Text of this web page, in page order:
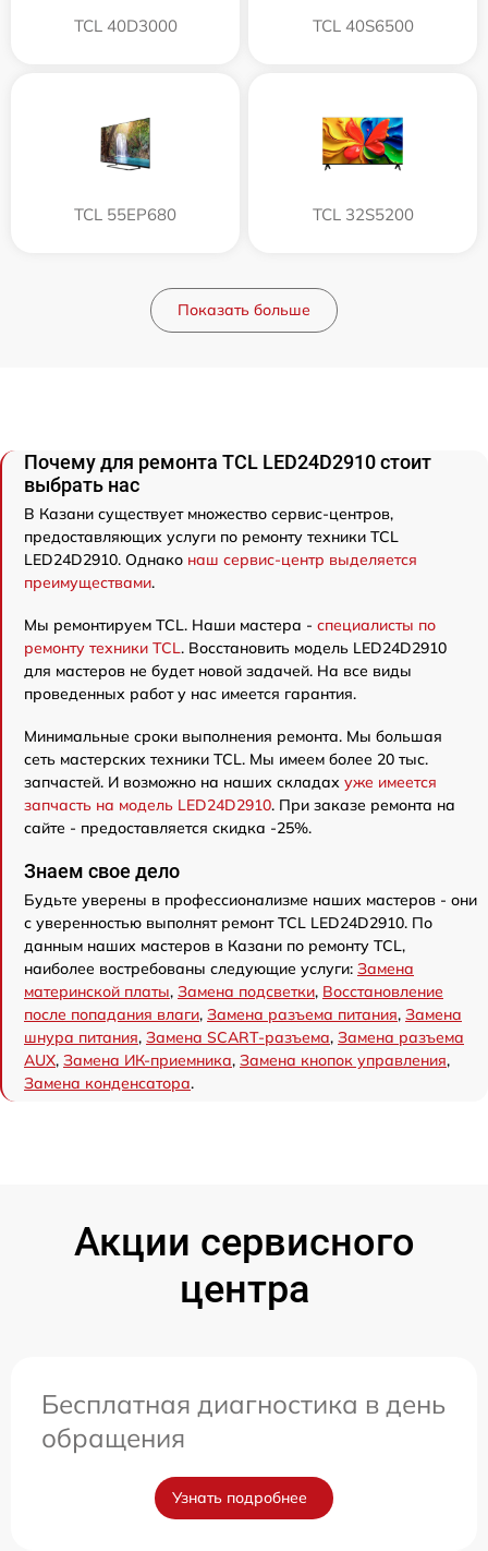
TCL 40D3000 TCL 40S6500
TCL 55EP680 TCL 32S5200
Показать больше
Почему для ремонта TCL LED24D2910 стоит
выбрать нас
В Казани существует множество сервис-центров,
предоставляющих услуги по ремонту техники TCL
LED24D2910. Однако наш сервис-центр выделяется
преимуществами.
Мы ремонтируем TCL. Наши мастера - специалисты по
ремонту техники TCL. Восстановить модель LED24D2910
для мастеров не будет новой задачей. На все виды
проведенных работ у нас имеется гарантия.
Минимальные сроки выполнения ремонта. Мы большая
сеть мастерских техники TCL. Мы имеем более 20 тыс.
запчастей. И возможно на наших складах уже имеется
запчасть на модель LED24D2910. При заказе ремонта на
сайте - предоставляется скидка -25%.
Знаем свое дело
Будьте уверены в профессионализме наших мастеров - они
с уверенностью выполнят ремонт TCL LED24D2910. По
данным наших мастеров в Казани по ремонту TCL,
наиболее востребованы следующие услуги: Замена
материнской платы, Замена подсветки, Восстановление
после попадания влаги, Замена разъема питания, Замена
шнура питания, Замена SCART-разъема, Замена разъема
AUX, Замена ИК-приемника, Замена кнопок управления,
Замена конденсатора.
Акции сервисного
центра
Бесплатная диагностика в день
обращения
Узнать подробнее